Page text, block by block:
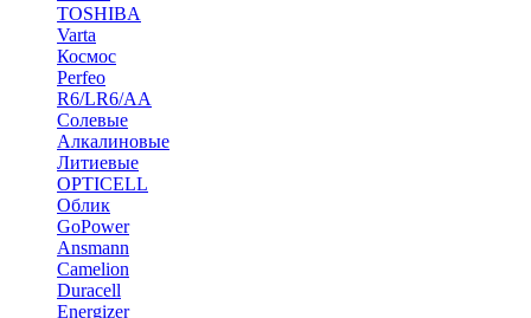
TOSHIBA
Varta
Космос
Perfeo
R6/LR6/AA
Солевые
Алкалиновые
Литиевые
OPTICELL
Облик
GoPower
Ansmann
Camelion
Duracell
Energizer